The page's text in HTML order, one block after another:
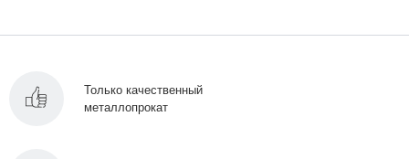
Только качественный
металлопрокат